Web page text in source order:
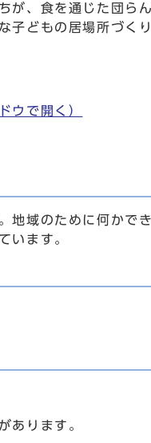
、食を通じた団ら
どもの居場所づく
ウで開く）
地域のために何かで
います。
あります。